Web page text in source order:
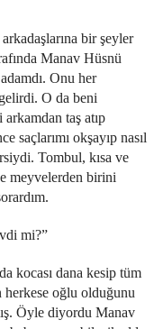
bir şeyler
Manav Hüsnü
Onu her
O da beni
taş atıp
saçlarımı okşayıp nasıl
Tombul, kısa ve
meyvelerden birini
mi?”
kocası dana kesip tüm
herkese oğlu olduğunu
Öyle diyordu Manav